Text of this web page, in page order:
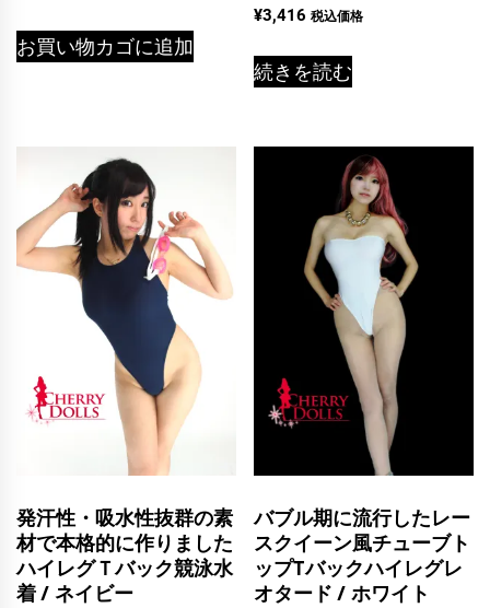
価
格
し
た。
の
価
で
す。
お買い物カゴに追加
¥3,416 税込価格
続きを読む
発汗性・吸水性抜群の素
材で本格的に作りました
ハイレグＴバック競泳水
着 / ネイビー
バブル期に流行したレー
スクイーン風チューブト
ップTバックハイレグレ
オタード / ホワイト